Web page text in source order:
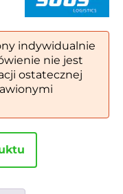
indywidualnie
nie jest
ostatecznej